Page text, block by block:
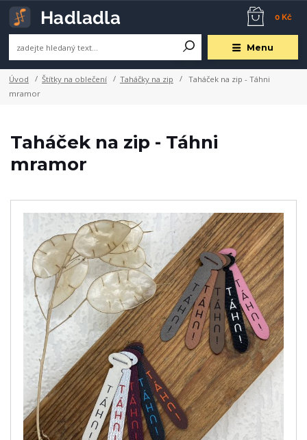
Menu
0 Kč
Úvod Štítky na oblečení Taháčky na zip
Taháček na zip - Táhni
mramor
Taháček na zip - Táhni
mramor